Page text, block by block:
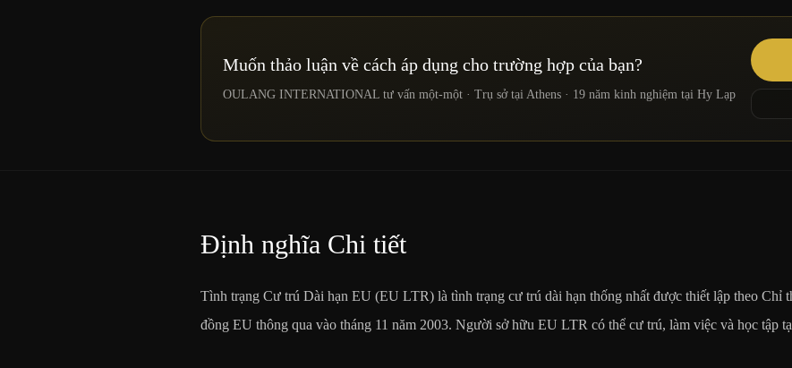
Muốn thảo luận về cách áp dụng cho trường hợp của bạn?
OULANG INTERNATIONAL tư vấn một-một · Trụ sở tại Athens · 19 năm kinh nghiệm tại Hy Lạp
Định nghĩa Chi tiết
Tình trạng Cư trú Dài hạn EU (EU LTR) là tình trạng cư trú dài hạn thống nhất được thiết lập theo Chỉ
đồng EU thông qua vào tháng 11 năm 2003. Người sở hữu EU LTR có thể cư trú, làm việc và học tập